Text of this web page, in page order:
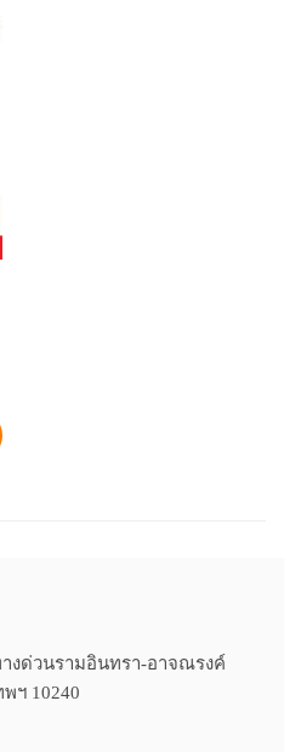
งด่วนรามอินทรา-อาจณรงค์
ฯ 10240